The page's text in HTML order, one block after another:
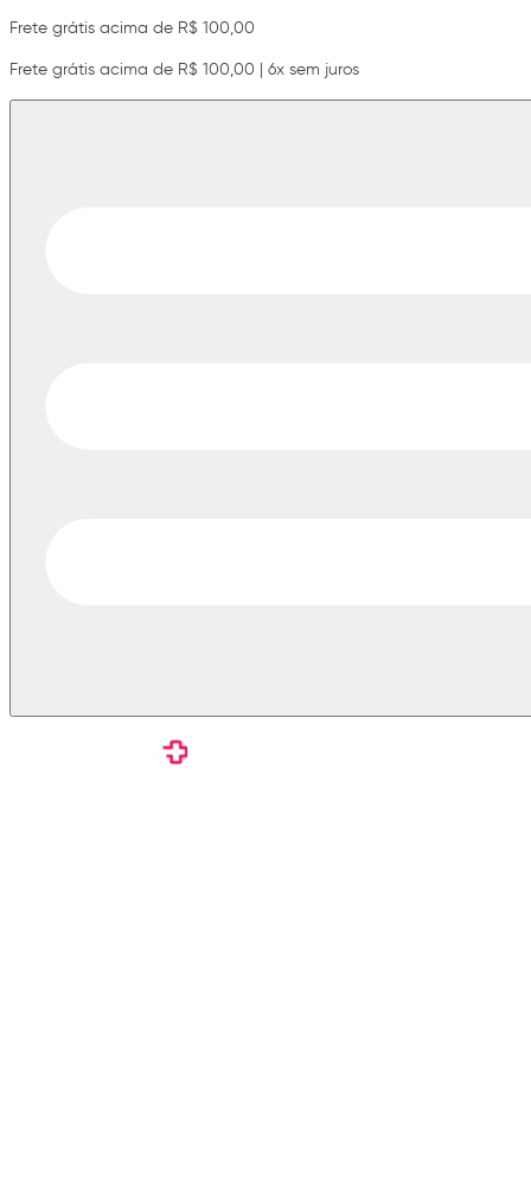
Frete grátis acima de R$ 100,00
Frete grátis acima de R$ 100,00 | 6x sem juros